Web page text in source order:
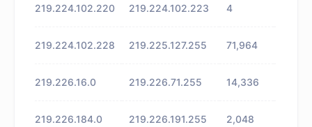
219.224.102.220 219.224.102.223 4
219.224.102.228 219.225.127.255 71,964
219.226.16.0 219.226.71.255 14,336
219.226.184.0 219.226.191.255 2,048